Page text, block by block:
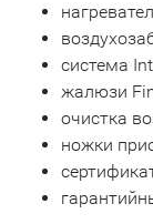
система
жалюзи
очистка
ножки